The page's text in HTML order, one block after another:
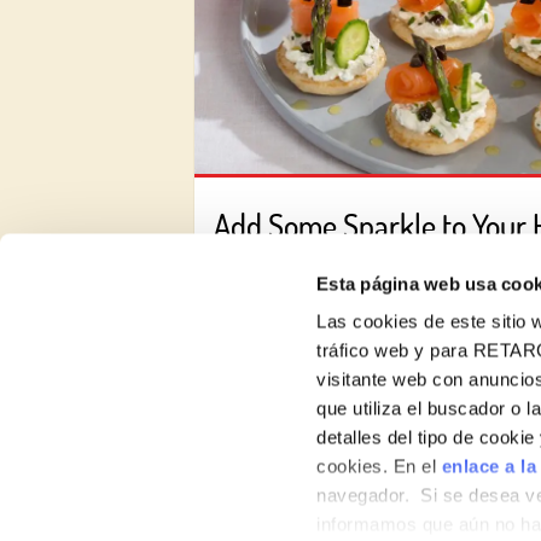
Esta página web usa
Las cookies de este sitio
tráfico web y para
visitante web con
que utiliza el buscador o
detalles del tipo de
cookies. En el enlace a
navegador. Si se desea
informamos que aún no
Add Some Sparkle to Your